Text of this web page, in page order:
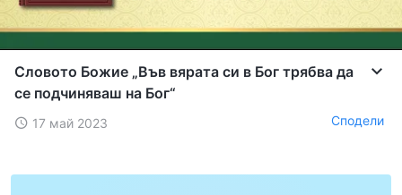
Словото Божие „Във вярата си в Бог трябва да
се подчиняваш на Бог“
17 май 2023 Сподели